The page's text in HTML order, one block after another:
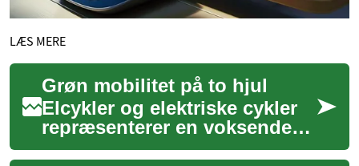
LÆS MERE
Grøn mobilitet på to hjul
Elcykler og elektriske cykler
repræsenterer en voksende
tendens inden for personlig